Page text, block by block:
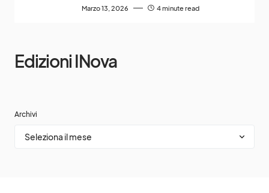
Marzo 13, 2026 4 minute read
Edizioni INova
Archivi